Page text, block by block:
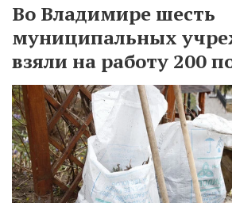
Во Владимире шесть
муниципальных
взяли на работу 200